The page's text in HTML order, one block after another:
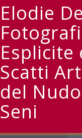
Elodie
Esplicite
Scatti
del
Seni